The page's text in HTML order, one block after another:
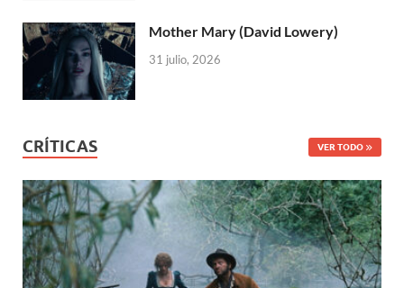
Mother Mary (David Lowery)
31 julio, 2026
CRÍTICAS VER TODO